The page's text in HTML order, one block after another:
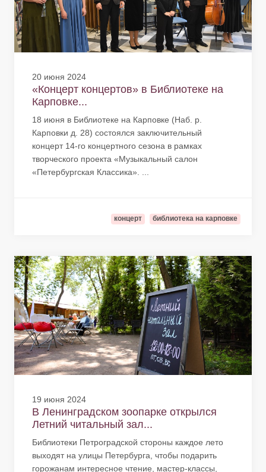
20 июня 2024
«Концерт концертов» в Библиотеке на
Карповке...
18 июня в Библиотеке на Карповке (Наб. р.
Карповки д. 28) состоялся заключительный
концерт 14-го концертного сезона в рамках
творческого проекта «Музыкальный салон
«Петербургская Классика». ...
концерт библиотека на карповке
19 июня 2024
В Ленинградском зоопарке открылся
Летний читальный зал...
Библиотеки Петроградской стороны каждое лето
выходят на улицы Петербурга, чтобы подарить
горожанам интересное чтение, мастер-классы,